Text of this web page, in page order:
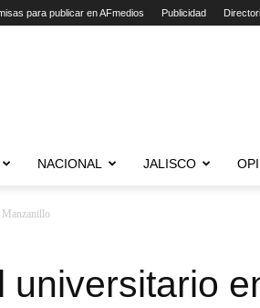
para publicar en AFmedios Publicidad
NACIONAL JALISCO
Manzanillo
universitario